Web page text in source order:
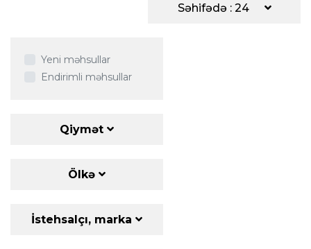
Səhifədə : 24
Yeni məhsullar
Endirimli məhsullar
Qiymət
Ölkə
İstehsalçı, marka